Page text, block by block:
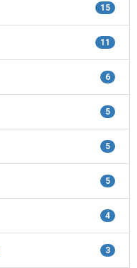
15
11
6
5
5
5
4
3